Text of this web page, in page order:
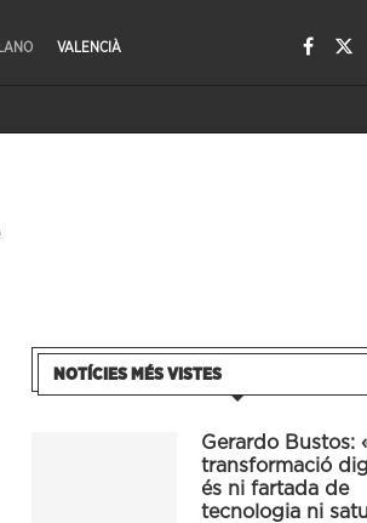
VALENCIÀ
NOTÍCIES MÉS VISTES
Gerardo Bustos:
transformació
és ni fartada de
tecnologia ni